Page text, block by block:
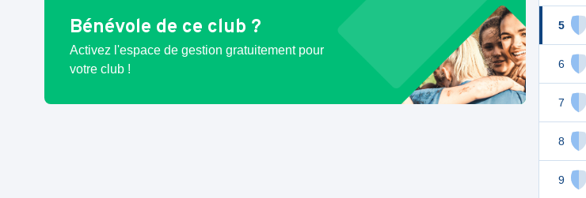
Bénévole de ce club ?
Activez l'espace de gestion gratuitement pour
votre club !
5
6
7
8
9